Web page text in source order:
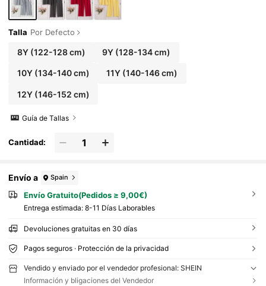
Talla Por Defecto
8Y(122-128 cm) 9Y (128-134 cm)
10Y(134-140 cm) 11Y (140-146 cm)
12Y(146-152 cm)
Guía de Tallas
Cantidad:
Envío a Spain
Envío Gratuito(Pedidos ≥ 9,00€)
Entrega estimada: 8-11 Días Laborables
Devoluciones gratuitas en 30 días
Pagos seguros · Protección de la privacidad
Vendido y enviado por el vendedor profesional: SHEIN
Información y bligaciones del Vendedor